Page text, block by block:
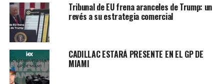
Tribunal de EU frena aranceles de Trump: un
revés a su estrategia comercial
CADILLAC ESTARÁ PRESENTE EN EL GP DE
MIAMI